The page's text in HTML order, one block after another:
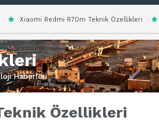
Teknik Özellikleri Xiaomi Redmi R70
Haberleri
Özellikleri